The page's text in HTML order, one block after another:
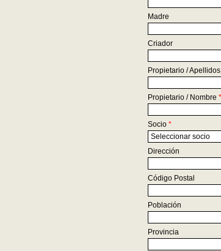
Madre
Criador
Propietario / Apellidos
Propietario / Nombre *
Socio *
Dirección
Código Postal
Población
Provincia